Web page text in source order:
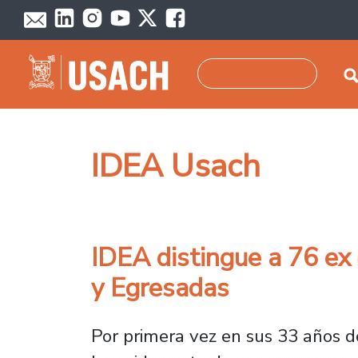
Pasar al contenido principal
IDEA Usach
IDEA distingue a 76
y Egresadas
Por primera vez en sus 33 años